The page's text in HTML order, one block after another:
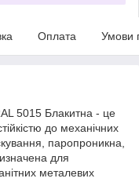
Оплата Умови
5015 Блакитна - це
до механічних
паропроникна,
для
металевих